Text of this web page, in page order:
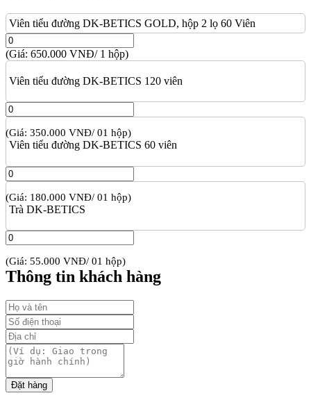
Viên tiểu đường DK-BETICS GOLD, hộp 2 lọ 60 Viên
(Giá: 650.000 VNĐ/ 1 hộp)
Viên tiểu đường DK-BETICS 120 viên
(Giá: 350.000 VNĐ/ 01 hộp)
Viên tiểu đường DK-BETICS 60 viên
(Giá: 180.000 VNĐ/ 01 hộp)
Trà DK-BETICS
(Giá: 55.000 VNĐ/ 01 hộp)
Thông tin khách hàng